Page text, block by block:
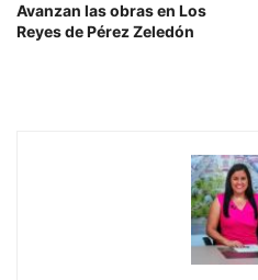
Avanzan las obras en Los
Reyes de Pérez Zeledón